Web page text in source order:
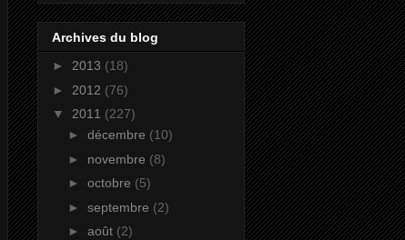
Archives du blog
► 2013 (18)
► 2012 (76)
▼ 2011 (227)
► décembre (10)
► novembre (8)
► octobre (5)
► septembre (2)
► août (2)